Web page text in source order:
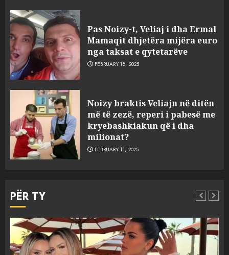
Pas Noizy-t, Veliaj i dha Ermal
Mamaqit dhjetëra mijëra euro
nga taksat e qytetarëve
FEBRUARY 18, 2025
Noizy braktis Veliajn në ditën
më të zezë, reperi i pabesë me
kryebashkiakun që i dha
milionat?
FEBRUARY 11, 2025
PËR TY
3
sulmuan “One Albania”,
ngjarja u fsheh. A u vodhën
serverat?
MARCH 25, 2025
4 MARCH 25, 2025